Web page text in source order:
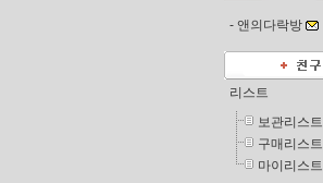
- 앤의다락방
리스트
보관리스트
구매리스트
마이리스트